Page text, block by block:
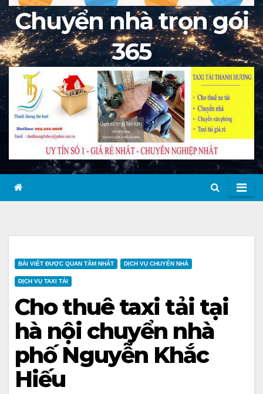
Chuyển nhà trọn gói
365
BÀI VIẾT ĐƯỢC QUAN TÂM NHẤT DỊCH VỤ CHUYỂN NHÀ
DỊCH VỤ TAXI TẢI
Cho thuê taxi tải tại
hà nội chuyển nhà
phố Nguyễn Khắc
Hiếu